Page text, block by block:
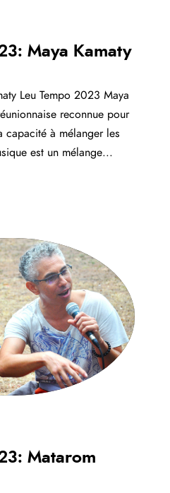
Maya Kamaty
Leu Tempo 2023 Maya
reconnue pour
capacité à mélanger les
est un mélange...
Matarom